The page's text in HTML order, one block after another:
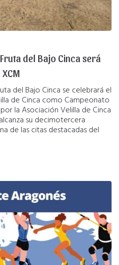
del Bajo Cinca será
del Bajo Cinca se celebrará el
de Cinca como Campeonato
la Asociación Velilla de Cinca
su decimotercera
de las citas destacadas del